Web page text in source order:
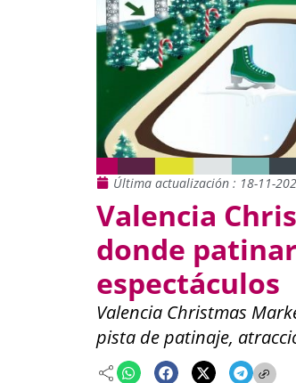
Última actualización : 18-11-
Valencia
donde
espectáculos
Valencia Christmas
pista de patinaje,